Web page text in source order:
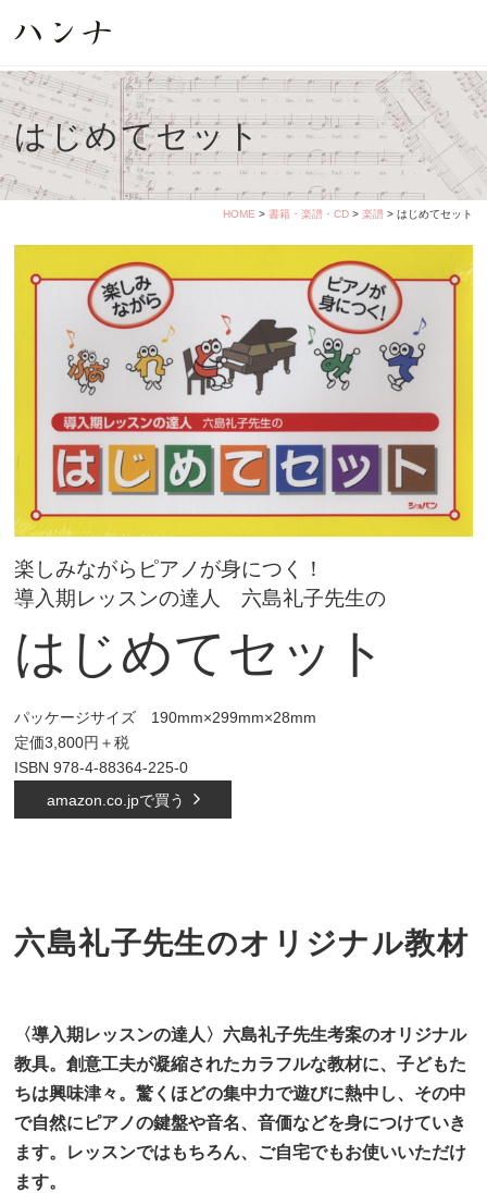
はじめてセット
HOME > 書籍・楽譜・CD> 楽譜> はじめてセット
楽しみながらピアノが身につく！
導入期レッスンの達人 六島礼子先生の
はじめてセット
パッケージサイズ 190mm×299mm×28mm
定価3,800円＋税
ISBN 978-4-88364-225-0
amazon.co.jpで買う
六島礼子先生のオリジナル教材
〈導入期レッスンの達人〉六島礼子先生考案のオリジナル
教具。創意工夫が凝縮されたカラフルな教材に、子どもた
ちは興味津々。驚くほどの集中力で遊びに熱中し、その中
で自然にピアノの鍵盤や音名、音価などを身につけていき
ます。レッスンではもちろん、ご自宅でもお使いいただけ
ます。